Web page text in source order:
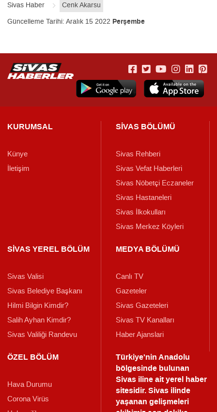
Sivas Haber
Cenk Akarsu
Güncelleme Tarihi: Aralık 15 2022 Perşembe
KURUMSAL
Künye
İletişim
SİVAS BÖLÜMÜ
Sivas Rehberi
Sivas Vefat Haberleri
Sivas Nöbetçi Eczaneler
Sivas Hastaneleri
Sivas İlkokulları
Sivas Merkez Köyleri
SİVAS YEREL BÖLÜM
Sivas Valisi
Sivas Belediye Başkanı
Hilmi Bilgin Kimdir?
Salih Ayhan Kimdir?
Sivas Valiliği Randevu
MEDYA BÖLÜMÜ
Canlı TV
Gazeteler
Sivas Gazeteleri
Sivas TV Kanalları
Haber Ajanslari
ÖZEL BÖLÜM
Hava Durumu
Corona Virüs
Türkiye'nin Anadolu
bölgesinde bulunan
Sivas iline ait yerel haber
sitesidir. Sivas ilinde
yaşanan gelişmeleri